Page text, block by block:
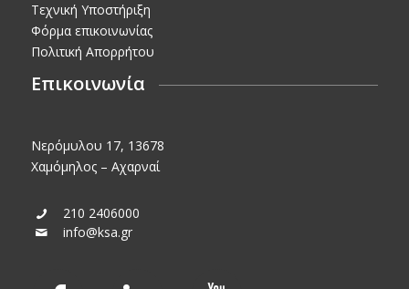
Τεχνική Υποστήριξη
Φόρμα επικοινωνίας
Πολιτική Απορρήτου
Επικοινωνία
Νερόμυλου 17, 13678
Χαμόμηλος – Αχαρναί
210 2406000
info@ksa.gr